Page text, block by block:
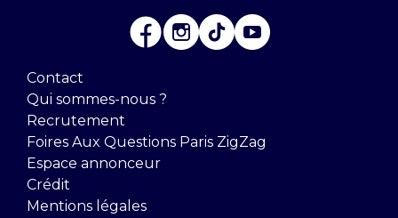
Contact
Qui sommes-nous ?
Recrutement
Foires Aux Questions Paris ZigZag
Espace annonceur
Crédit
Mentions légales